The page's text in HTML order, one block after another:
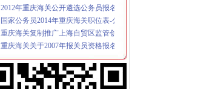
国家公务员2014年重庆海关职位表-公务员-报名网
重庆海关复制推广上海自贸区监管创新_中国行业研究网
重庆海关关于2007年报关员资格报名确认有关问题的通知-报关员
重庆海关关于2008年报关员资格报名现场确认有关问题的通知
重庆海关关于2008年报关员资格报名现场确认有关问题的通知
重庆海关关于2008年报关员资格报名有关事项的通知-报关员考
2017年重庆海关造价员年审报名中心_志趣网